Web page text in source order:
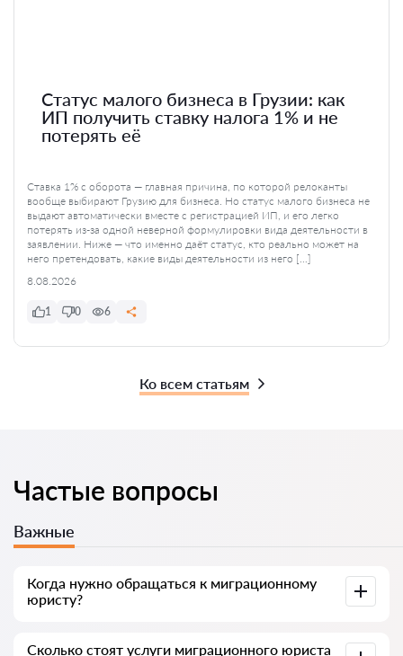
Статус малого бизнеса в Грузии: как
ИП получить ставку налога 1% и не
потерять её
Ставка 1% с оборота — главная причина, по которой релоканты
вообще выбирают Грузию для бизнеса. Но статус малого бизнеса не
выдают автоматически вместе с регистрацией ИП, и его легко
потерять из-за одной неверной формулировки вида деятельности в
заявлении. Ниже — что именно даёт статус, кто реально может на
него претендовать, какие виды деятельности из него […]
8.08.2026
1 0 6
Ко всем статьям
Частые вопросы
Важные
Когда нужно обращаться к миграционному
юристу?
Сколько стоят услуги миграционного юриста